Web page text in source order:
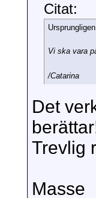
Citat:
Vi ska vara
/Catarina
Det
Trevlig
Masse